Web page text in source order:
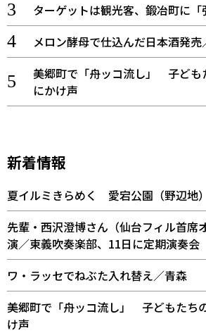
ターゲットは観光客、鍛冶町に「
メロン酵母で仕込んだ日本酒発売
美郷町で「舟ッコ流し」 子ども
にかけ声
新着情報
夏イルミきらめく 愛宕公園（野辺地
先輩・西沢澄博さん（仙台フィル首席
演／東義吹奏楽部、11日に定期演奏会
ワ・ラッセでねぶた入れ替え／青森
美郷町で「舟ッコ流し」 子どもたち
け声